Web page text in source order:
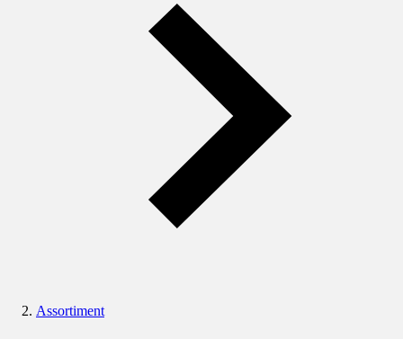
Assortiment